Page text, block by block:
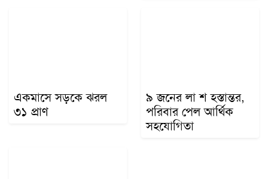
একমাসে সড়কে ঝরল
৩১ প্রাণ
৯ জনের লা শ হস্তান্তর,
পরিবার পেল আর্থিক
সহযোগিতা